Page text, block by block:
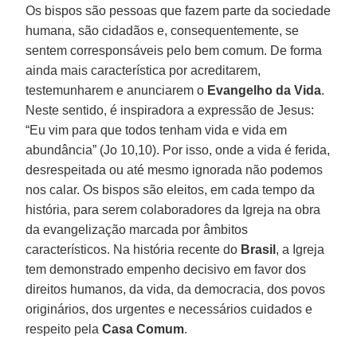
Os bispos são pessoas que fazem parte da sociedade
humana, são cidadãos e, consequentemente, se
sentem corresponsáveis pelo bem comum. De forma
ainda mais característica por acreditarem,
testemunharem e anunciarem o Evangelho da Vida.
Neste sentido, é inspiradora a expressão de Jesus:
“Eu vim para que todos tenham vida e vida em
abundância” (Jo 10,10). Por isso, onde a vida é ferida,
desrespeitada ou até mesmo ignorada não podemos
nos calar. Os bispos são eleitos, em cada tempo da
história, para serem colaboradores da Igreja na obra
da evangelização marcada por âmbitos
característicos. Na história recente do Brasil , a Igreja
tem demonstrado empenho decisivo em favor dos
direitos humanos, da vida, da democracia, dos povos
originários, dos urgentes e necessários cuidados e
respeito pelaCasa Comum.